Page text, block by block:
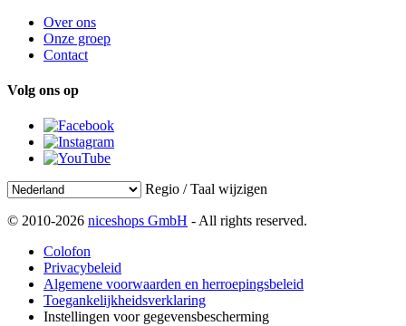
Over ons
Onze groep
Contact
Volg ons op
Regio / Taal wijzigen
© 2010-2026 niceshops GmbH - All rights reserved.
Colofon
Privacybeleid
Algemene voorwaarden en herroepingsbeleid
Toegankelijkheidsverklaring
Instellingen voor gegevensbescherming